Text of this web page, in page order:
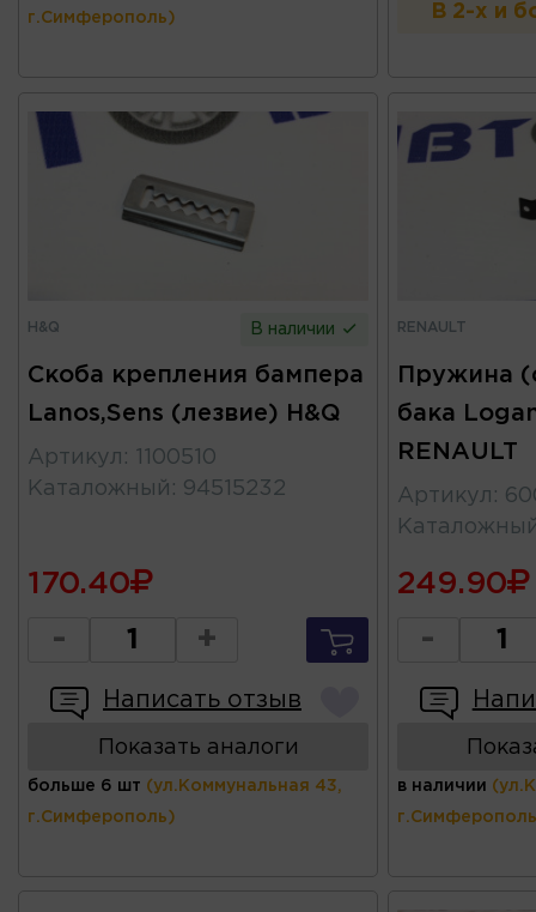
г.Симферополь) В 2-х и
H&Q В наличии
Скоба крепления бампера
Lanos,Sens (лезвие) H&Q
Артикул :
1100510
Каталожный : 94515232
170.40
- +
Написать отзыв
Показать аналоги
больше 6 шт (ул.Коммунальная 43,
г.Симферополь)
RENAULT
Пружина
бака
RENAULT
Артикул :
249.90
-
в наличии